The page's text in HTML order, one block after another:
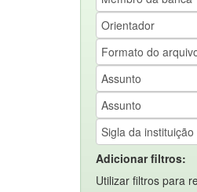
Adicionar filtros:
Utilizar filtros para